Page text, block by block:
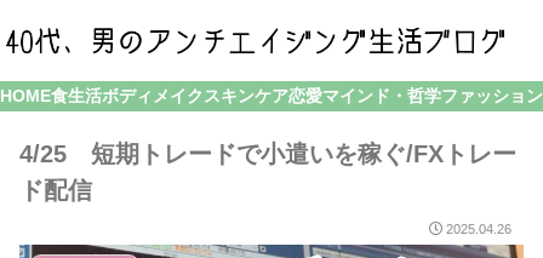
HOME食生活ボディメイク スキンケア恋愛マインド・哲学ファッション
4/25 短期トレードで小遣いを稼ぐ/FXトレー
ド配信
2025.04.26